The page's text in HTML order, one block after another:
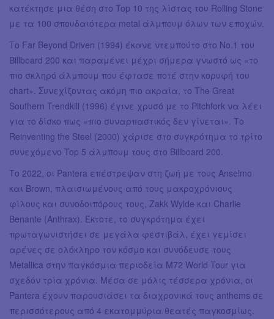
κατέκτησε μια θέση στο Top 10 της λίστας του Rolling Stone
με τα 100 σπουδαιότερα metal άλμπουμ όλων των εποχών.
Το Far Beyond Driven (1994) έκανε ντεμπούτο στο Νο.1 του
Billboard 200 και παραμένει μέχρι σήμερα γνωστό ως «το
πιο σκληρό άλμπουμ που έφτασε ποτέ στην κορυφή του
chart». Συνεχίζοντας ακόμη πιο ακραία, το The Great
Southern Trendkill (1996) έγινε χρυσό με το Pitchfork να λέει
για το δίσκο πως «πιο συναρπαστικός δεν γίνεται». Το
Reinventing the Steel (2000) χάρισε στο συγκρότημα το τρίτο
συνεχόμενο Top 5 άλμπουμ τους στο Billboard 200.
Το 2022, οι Pantera επέστρεψαν στη ζωή με τους Anselmo
και Brown, πλαισιωμένους από τους μακροχρόνιους
φίλους και συνοδοιπόρους τους, Zakk Wylde και Charlie
Benante (Anthrax). Έκτοτε, το συγκρότημα έχει
πρωταγωνιστήσει σε μεγάλα φεστιβάλ, έχει γεμίσει
αρένες σε ολόκληρο τον κόσμο και συνόδευσε τους
Metallica στην παγκόσμια περιοδεία M72 World Tour για
σχεδόν τρία χρόνια. Μέσα σε μόλις τέσσερα χρόνια, οι
Pantera έχουν παρουσιάσει τα διαχρονικά τους anthems σε
περισσότερους από 4 εκατομμύρια θεατές παγκοσμίως.